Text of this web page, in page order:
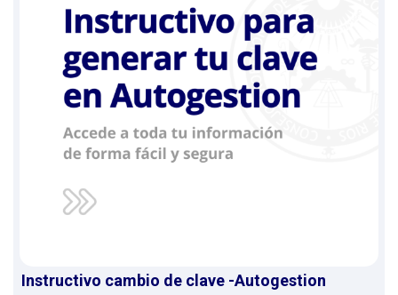
Instructivo cambio de clave -Autogestion